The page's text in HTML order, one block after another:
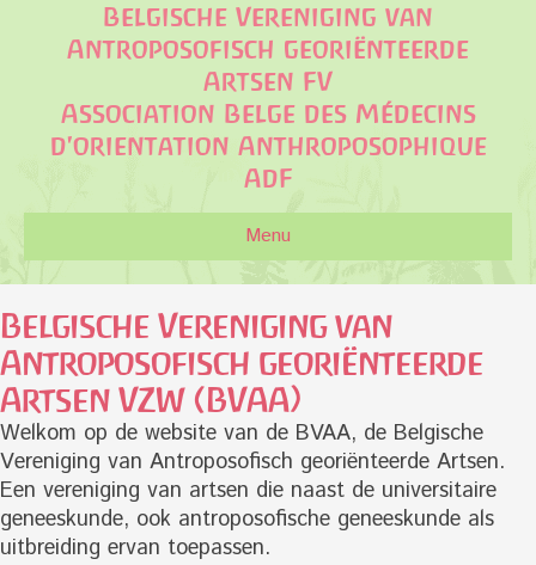
Belgische Vereniging van
Antroposofisch georiënteerde
Artsen FV
Association Belge des Médecins
d'orientation Anthroposophique
AdF
Menu
Belgische Vereniging van
Antroposofisch georiënteerde
Artsen VZW (BVAA)
Welkom op de website van de BVAA, de Belgische
Vereniging van Antroposofisch georiënteerde Artsen.
Een vereniging van artsen die naast de universitaire
geneeskunde, ook antroposofische geneeskunde als
uitbreiding ervan toepassen.